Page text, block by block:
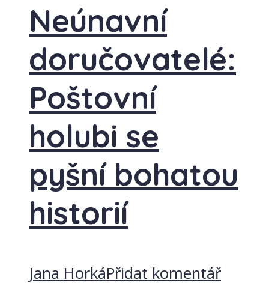
Neúnavní
doručovatelé:
Poštovní
holubi se
pyšní bohatou
historií
Jana HorkáPřidat komentář